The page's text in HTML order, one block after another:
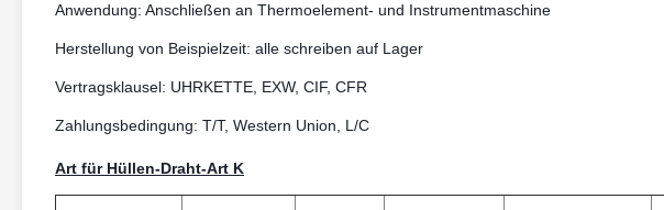
Anwendung: Anschließen an Thermoelement- und Instrumentmaschine
Herstellung von Beispielzeit: alle schreiben auf Lager
Vertragsklausel: UHRKETTE, EXW, CIF, CFR
Zahlungsbedingung: T/T, Western Union, L/C
Art für Hüllen-Draht-Art K